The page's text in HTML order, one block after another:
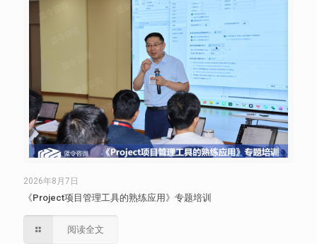
2026年8月7日
《Project项目管理工具的熟练应用》专题培训
阅读全文